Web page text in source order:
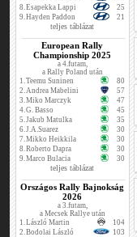
8.Esapekka Lappi
25
9.Hayden Paddon 21
teljes táblázat
European Rally
Championship 2025
a 4.futam,
a Rally Poland után
1.Teemu Suninen
80
2.Andrea Mabelini
57
3.Miko Marczyk
47
4.G. Basso
45
5.Jakub Matulka
35
6.J.A.Suarez
30
7.Mikko Heikkila
30
8.Roberto Dapra
30
9.Marco Bulacia 30
teljes táblázat
Országos Rally Bajnokság
2026
a 3.futam,
a Mecsek Rallye után
1.László Martin
104
2.Bodolai László
103